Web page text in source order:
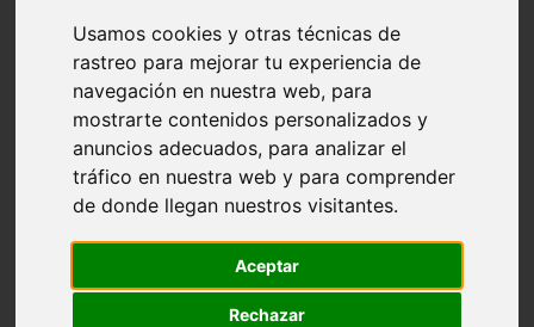
Usamos cookies y otras técnicas de
rastreo para mejorar tu experiencia de
navegación en nuestra web, para
mostrarte contenidos personalizados y
anuncios adecuados, para analizar el
tráfico en nuestra web y para comprender
de donde llegan nuestros visitantes.
Aceptar
Rechazar
Teruel - sarrión
Cádiz - algodonales
Illes-balears - inca
Madrid - madrid
Málaga - torremolinos
Asturias - oviedo
Cádiz - el-puerto-de-santa-maría
Toledo - illescas
Barcelona - barcelona